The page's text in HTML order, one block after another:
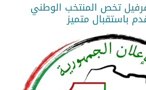
تخص المنتخب الوطني
باستقبال متميز